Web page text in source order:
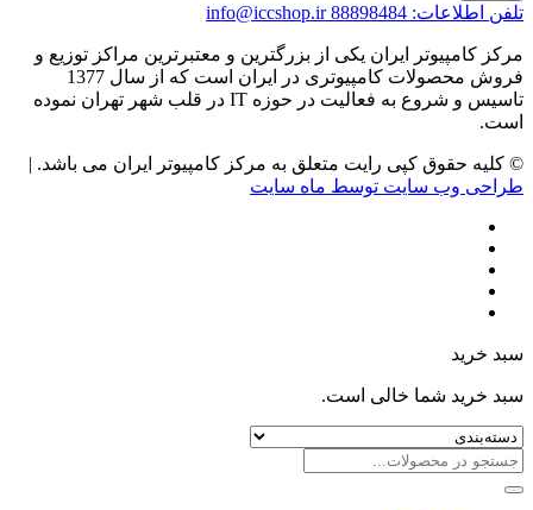
تلفن اطلاعات: 88898484 info@iccshop.ir
مرکز کامپیوتر ایران یکی از بزرگترین و معتبرترین مراکز توزیع و
فروش محصولات کامپیوتری در ایران است که از سال 1377
تاسیس و شروع به فعالیت در حوزه IT در قلب شهر تهران نموده
است.
© کلیه حقوق کپی رایت متعلق به مرکز کامپیوتر ایران می باشد. |
طراحی وب سایت توسط ماه سایت
سبد خرید
سبد خرید شما خالی است.